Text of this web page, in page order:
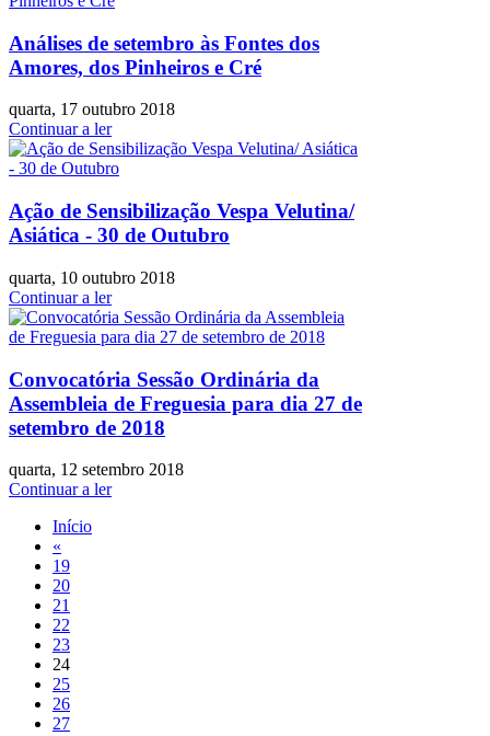
Análises de setembro às Fontes dos
Amores, dos Pinheiros e Cré
quarta, 17 outubro 2018
Continuar a ler
Ação de Sensibilização Vespa Velutina/
Asiática - 30 de Outubro
quarta, 10 outubro 2018
Continuar a ler
Convocatória Sessão Ordinária da
Assembleia de Freguesia para dia 27 de
setembro de 2018
quarta, 12 setembro 2018
Continuar a ler
Início
«
19
20
21
22
23
24
25
26
27